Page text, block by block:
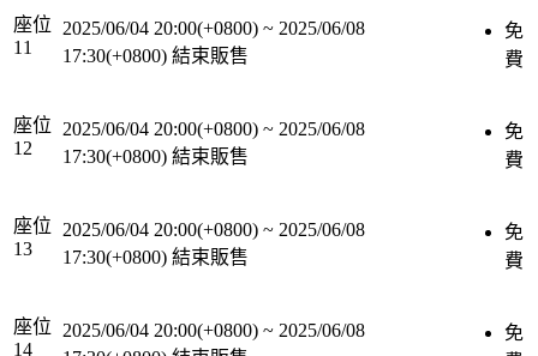
座位
11
2025/06/04 20:00(+0800) ~ 2025/06/08
17:30(+0800) 結束販售
免
費
座位
12
2025/06/04 20:00(+0800) ~ 2025/06/08
17:30(+0800) 結束販售
免
費
座位
13
2025/06/04 20:00(+0800) ~ 2025/06/08
17:30(+0800) 結束販售
免
費
座位
14
2025/06/04 20:00(+0800) ~ 2025/06/08
免